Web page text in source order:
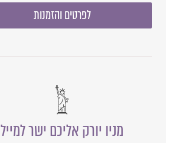
לפרטים והזמנות
מניו יורק אליכם ישר למייל